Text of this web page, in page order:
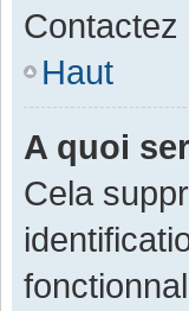
Contactez
Haut
A quoi
Cela